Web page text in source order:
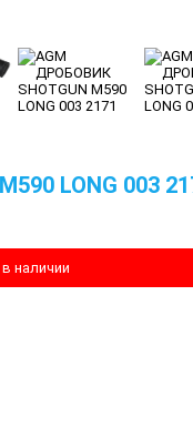
LONG 003
наличии